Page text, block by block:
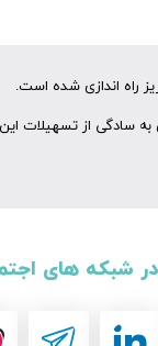
راه اندازی شده است.
سادگی از تسهیلات
شبکه های